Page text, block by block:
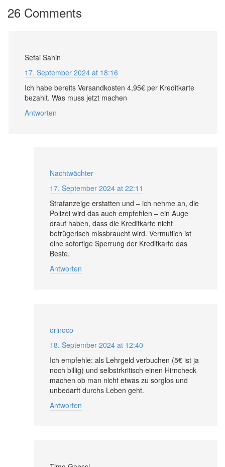
26 Comments
Sefai Sahin
17. September 2024 at 18:16
Ich habe bereits Versandkosten 4,95€ per Kreditkarte
bezahlt. Was muss jetzt machen
Antworten
Nachtwächter
17. September 2024 at 22:11
Strafanzeige erstatten und – ich nehme an, die
Polizei wird das auch empfehlen – ein Auge
drauf haben, dass die Kreditkarte nicht
betrügerisch missbraucht wird. Vermutlich ist
eine sofortige Sperrung der Kreditkarte das
Beste.
Antworten
orinoco
18. September 2024 at 12:40
Ich empfehle: als Lehrgeld verbuchen (5€ ist ja
noch billig) und selbstrkritisch einen Hirncheck
machen ob man nicht etwas zu sorglos und
unbedarft durchs Leben geht.
Antworten